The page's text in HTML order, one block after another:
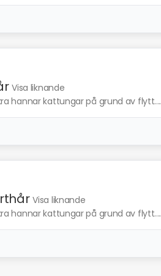
Visa liknande
hannar kattungar på grund av flytt....
Visa liknande
hannar kattungar på grund av flytt....